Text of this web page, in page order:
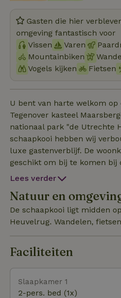
Gasten die hier
omgeving fantastisch voor
Vissen
Varen
Mountainbiken
Vogels kijken
Fietsen
U bent van harte welkom op
Tegenover kasteel
nationaal park "de Utrechte
schaapkooi hebben wij
luxe gastenverblijf. De
geschikt om bij te komen bij
boek, Netflix of fijn gezelschap. Koken op het 4
is bij aankomst prettig
Lees verder
Natuur en
De schaapkooi ligt midden
Heuvelrug. Wandelen,
Faciliteiten
Slaapkamer 1
2-pers. bed (1x)